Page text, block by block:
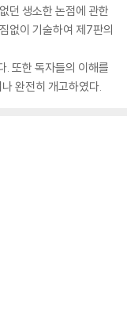
던 생소한 논점에 관한
없이 기술하여 제7판의
. 또한 독자들의 이해를
완전히 개고하였다.